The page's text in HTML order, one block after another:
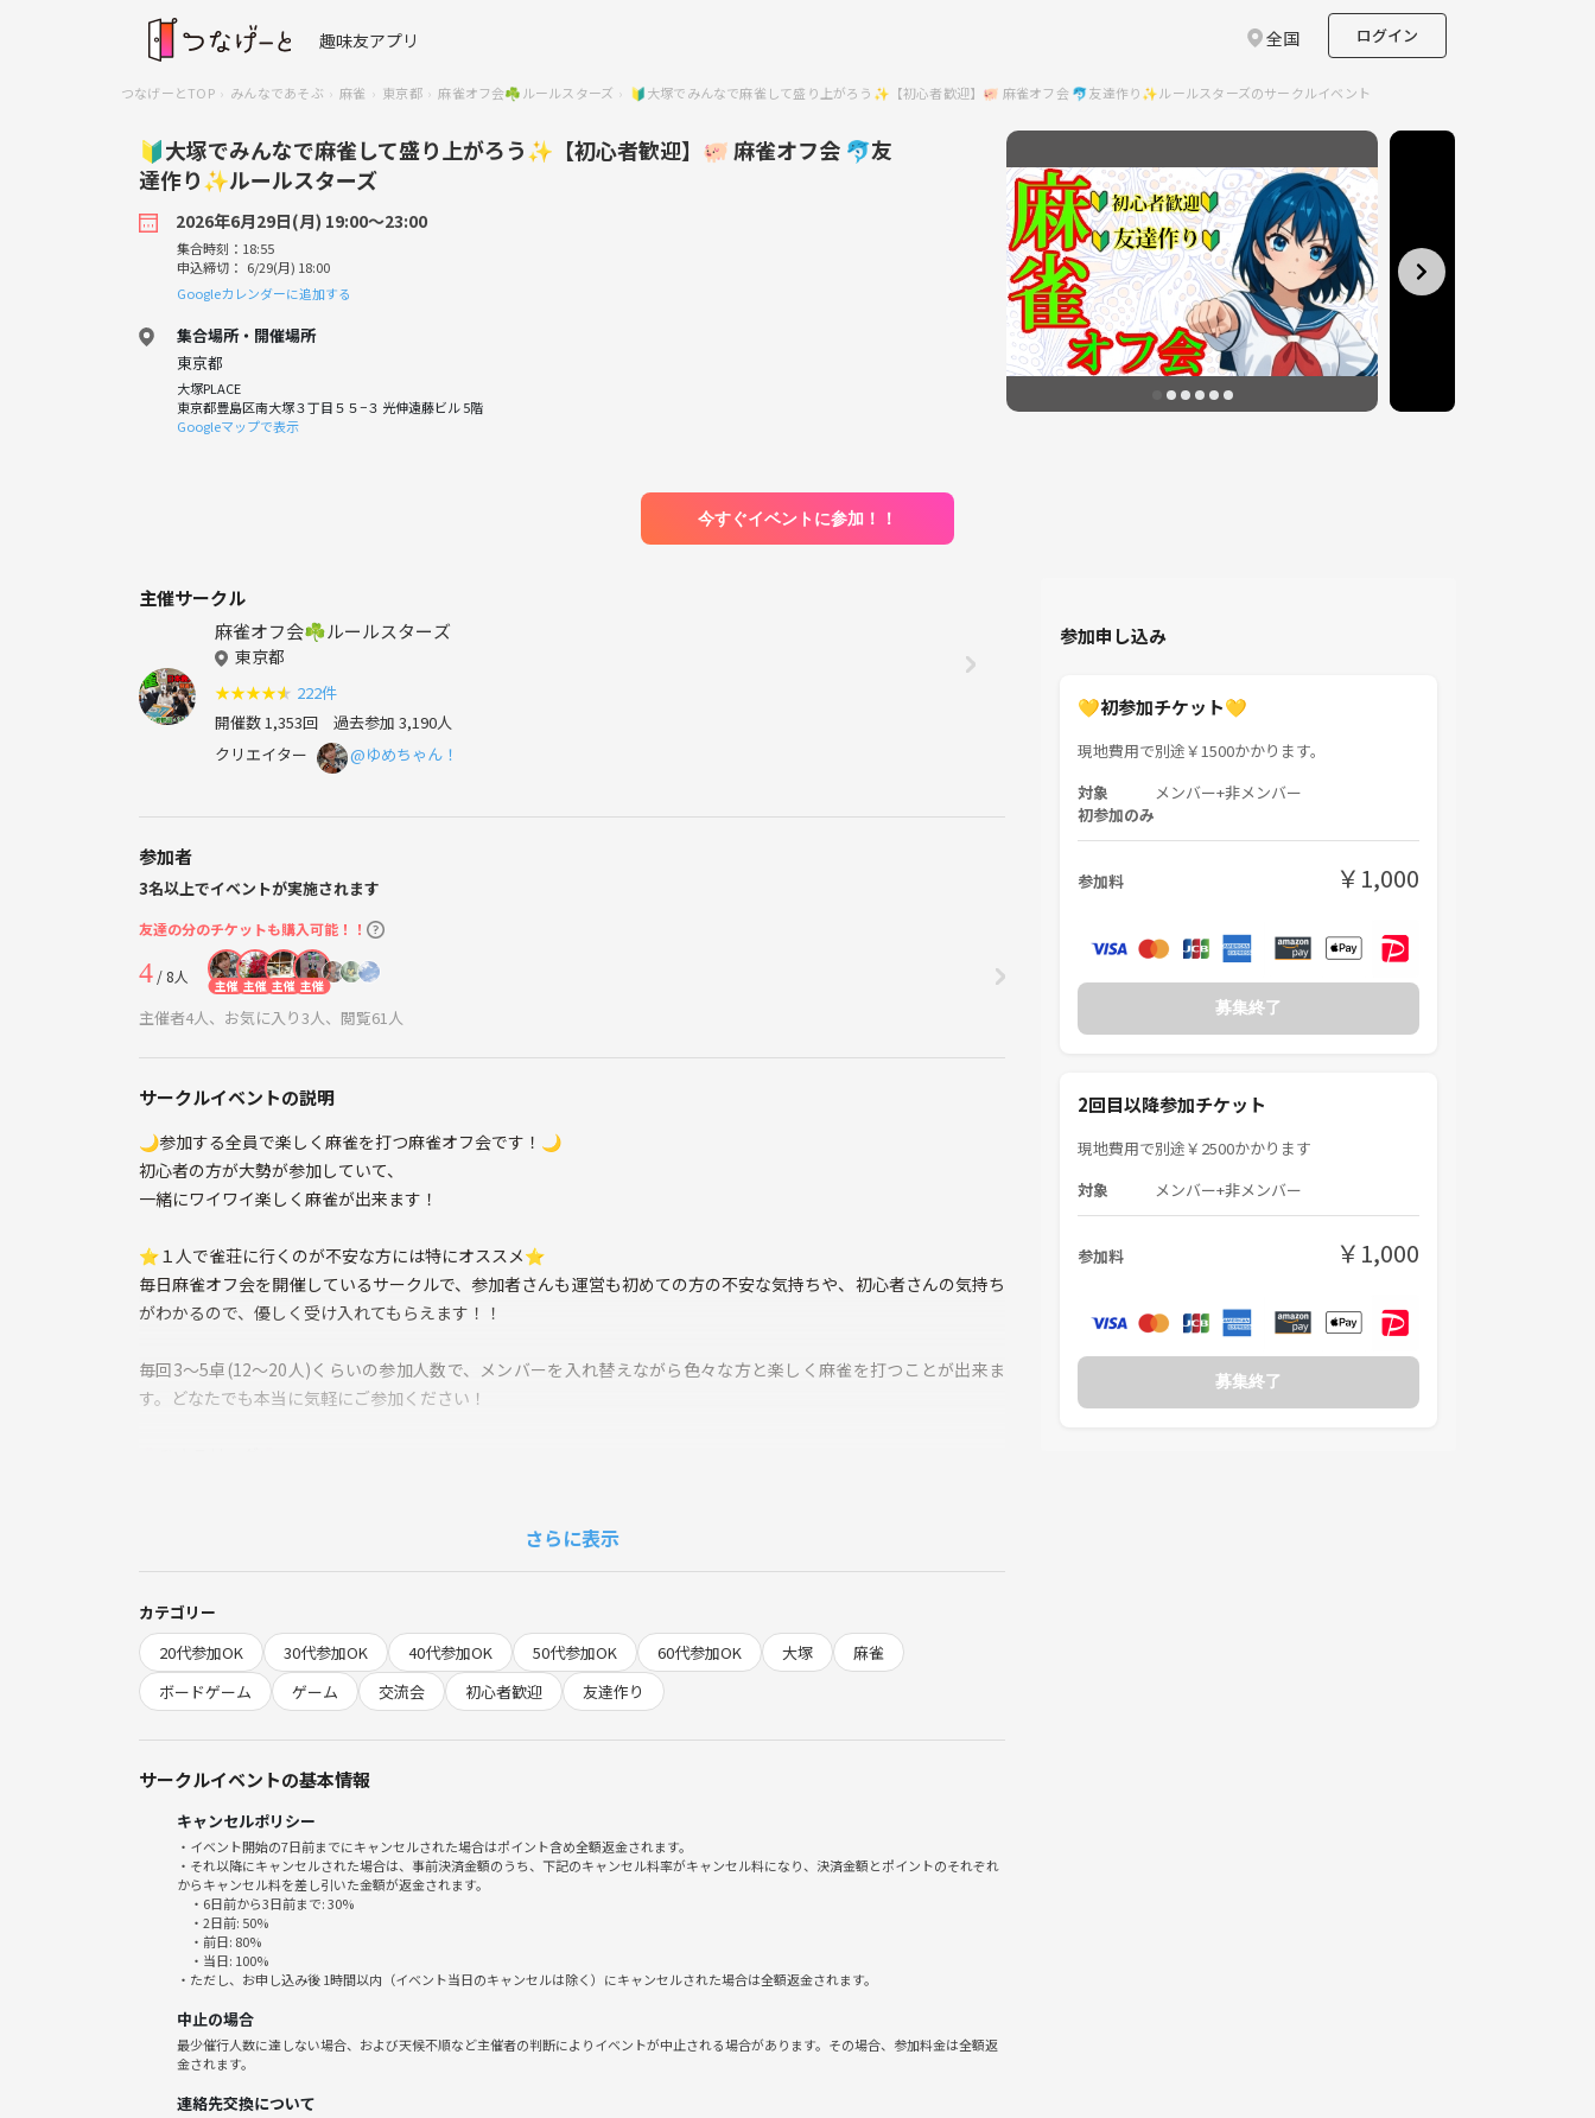
趣味友アプリ 全国 ログイン
つなげーとTOP みんなであそぶ 麻雀 東京都 麻雀オフ会☘️ルールスターズ 🔰大塚でみんなで麻雀して盛り上がろう✨【初心者歓迎】🐖 麻雀オフ会 🐬友達作り✨ルールスターズのサークルイベント
🔰大塚でみんなで麻雀して盛り上がろう✨【初心者歓迎】🐖 麻雀オフ会 🐬友
達作り✨ルールスターズ
2026年6月29日(月) 19:00〜23:00
集合時刻：18:55
申込締切： 6/29(月) 18:00
Googleカレンダーに追加する
集合場所・開催場所
東京都
大塚PLACE
東京都豊島区南大塚３丁目５５−３ 光伸遠藤ビル 5階
Googleマップで表示
今すぐイベントに参加！！
主催サークル
麻雀オフ会☘️ルールスターズ
東京都
★★★★★ 222件
開催数 1,353回 過去参加 3,190人
クリエイター
@ゆめちゃん！
参加者
3名以上でイベントが実施されます
友達の分のチケットも購入可能！！
4/ 8人 主催 主催 主催 主催
主催者4人、お気に入り3人、閲覧61人
サークルイベントの説明
🌙参加する全員で楽しく麻雀を打つ麻雀オフ会です！🌙
初心者の方が大勢が参加していて、
一緒にワイワイ楽しく麻雀が出来ます！
⭐１人で雀荘に行くのが不安な方には特にオススメ⭐
毎日麻雀オフ会を開催しているサークルで、参加者さんも運営も初めての方の不安な気持ちや、初心者さんの気持ち
がわかるので、優しく受け入れてもらえます！！
毎回3～5卓(12～20人)くらいの参加人数で、メンバーを入れ替えながら色々な方と楽しく麻雀を打つことが出来ま
す。どなたでも本当に気軽にご参加ください！
点数計算の練習が出来ちゃうリーグ戦♪
🌸タイムスケジュール🌸
18:45～18:55 集合・受付
19:00～23:00 対局(時間打ち切り無し)
19:30以降は終わった卓から解散
対局が終了した卓や抜け番を混ぜて一緒にゲームをする人
を入れ替えて対局を繰り返していきます。
✨参加条件✨
18歳以上（高校生不可）のルール・マナーを守れる方
1人で麻雀を打てる方（麻雀未経験の方は麻雀教室からご参加ください）
✨参加費✨ 2200円(＋初回リーグ登録料サービス)
①つなげーと決済500円(サークル未登録の方は＋500円)
【会場についたら】
さらに表示
カテゴリー
20代参加OK
30代参加OK 40代参加OK 50代参加OK 60代参加OK 大塚
麻雀
ボードゲーム
ゲーム 交流会 初心者歓迎 友達作り
サークルイベントの基本情報
キャンセルポリシー
・イベント開始の7日前までにキャンセルされた場合はポイント含め全額返金されます。
・それ以降にキャンセルされた場合は、事前決済金額のうち、下記のキャンセル料率がキャンセル料になり、決済金額とポイントのそれぞれ
からキャンセル料を差し引いた金額が返金されます。
・6日前から3日前まで: 30%
・2日前: 50%
・前日: 80%
・当日: 100%
・ただし、お申し込み後 1時間以内（イベント当日のキャンセルは除く）にキャンセルされた場合は全額返金されます。
中止の場合
最少催行人数に達しない場合、および天候不順など主催者の判断によりイベントが中止される場合があります。その場合、参加料金は全額返
金されます。
連絡先交換について
参加申し込み
💛初参加チケット💛
現地費用で別途￥1500かかります。
対象 メンバー+非メンバー
初参加のみ
参加料 ￥1,000
募集終了
2回目以降参加チケット
現地費用で別途￥2500かかります
対象
メンバー+非メンバー
参加料 ￥1,000
募集終了